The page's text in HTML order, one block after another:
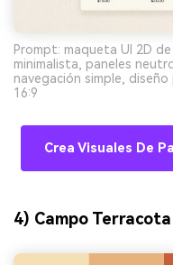
Prompt: maqueta UI 2D
minimalista, paneles
navegación simple,
16:9
Crea Visuales De
4) Campo Terracota